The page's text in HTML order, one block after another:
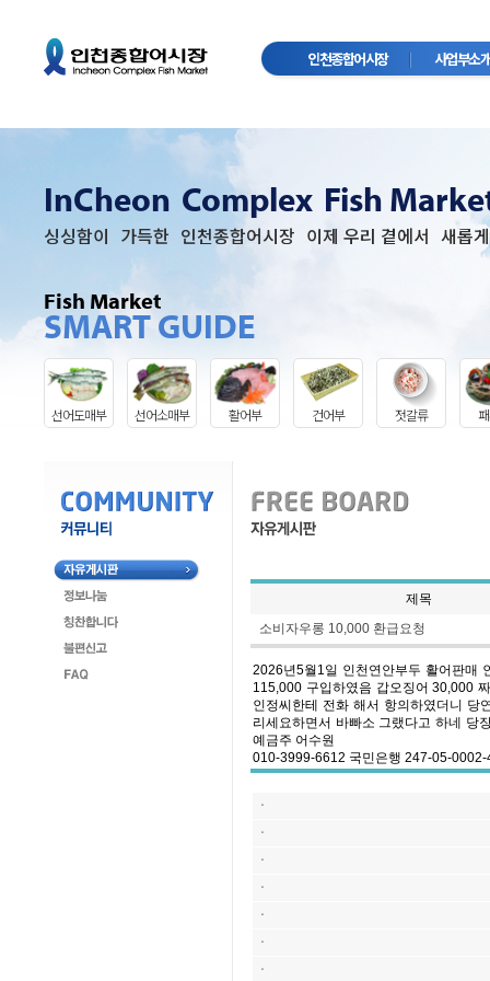
인천종합어시장 사업부소개
InCheon Complex Fish
싱싱함이 가득한 인천종합어시장 이제 우리 곁에서 새롭
Fish Market
SMART GUIDE
선어도매부 선어소매부 활어부 건어부 젓갈류
제목
소비자우롱 10,000 환급요청
2026년5월1일 인천연안부두 활어판매
115,000 구입하였음 갑오징어 30,000
인정씨한테 전화 해서 항의하였더니 당
리세요하면서 바빠소 그랬다고 하네 당
예금주 어수원
010-3999-6612 국민은행 247-05-0002-
ㆍ
ㆍ
ㆍ
ㆍ
ㆍ
ㆍ
ㆍ